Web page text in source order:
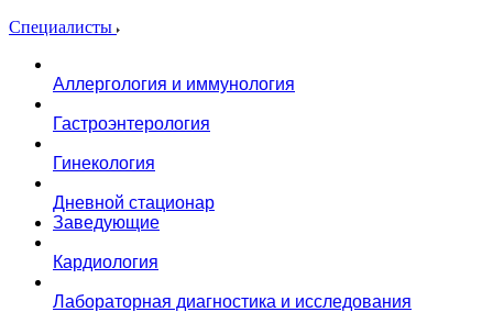
Специалисты
Аллергология и иммунология
Гастроэнтерология
Гинекология
Дневной стационар
Заведующие
Кардиология
Лабораторная диагностика и исследования